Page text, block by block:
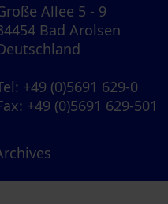
Allee 5 - 9
Bad Arolsen
: +49 (0)5691 629-0
: +49 (0)5691 629-501